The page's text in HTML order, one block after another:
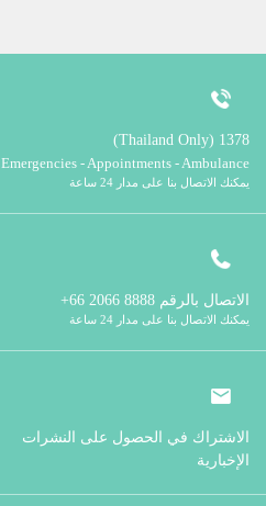
1378 (Thailand Only)
Emergencies - Appointments - Ambulance
يمكنك الاتصال بنا على مدار 24 ساعة
الاتصال بالرقم
يمكنك الاتصال بنا على مدار 24 ساعة
الاشتراك في الحصول على النشرات
الإخبارية